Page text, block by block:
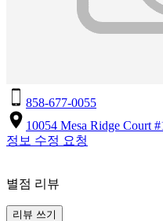
858-677-0055
10054 Mesa Ridge Court
정보 수정 요청
별점 리뷰
리뷰 쓰기